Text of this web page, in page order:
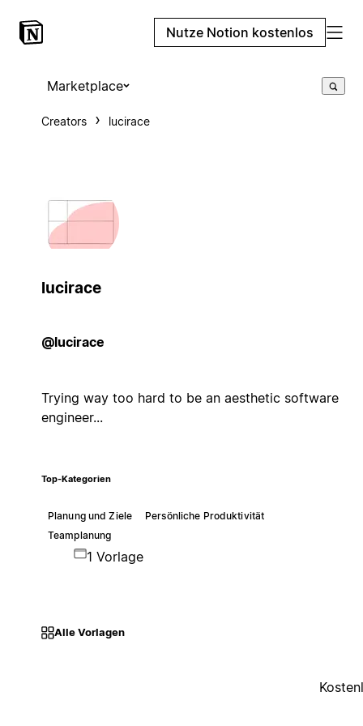
Nutze Notion kostenlos
Marketplace
Creators lucirace
lucirace
@lucirace
Trying way too hard to be an aesthetic software
engineer...
Top-Kategorien
Planung und Ziele
Persönliche Produktivität
Teamplanung
1 Vorlage
Alle Vorlagen